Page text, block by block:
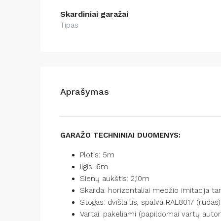
Skardiniai garažai
Tipas
Aprašymas
GARAŽO TECHNINIAI DUOMENYS:
Plotis: 5m
Ilgis: 6m
Sienų aukštis: 2,10m
Skarda: horizontaliai medžio imitacija
Stogas: dvišlaitis, spalva RAL8017 (rudas)
Vartai: pakeliami (papildomai vartų